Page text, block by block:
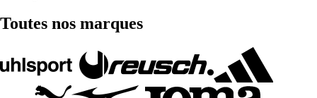
Toutes nos marques